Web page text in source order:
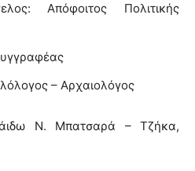
Απόφοιτος Πολιτικής
– Αρχαιολόγος
Ν. Μπατσαρά – Τζήκα,